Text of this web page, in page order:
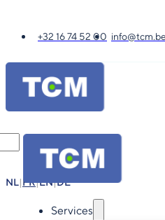
+32 16 74 52 00 info@tcm.be
NL|FR|EN|DE
Services